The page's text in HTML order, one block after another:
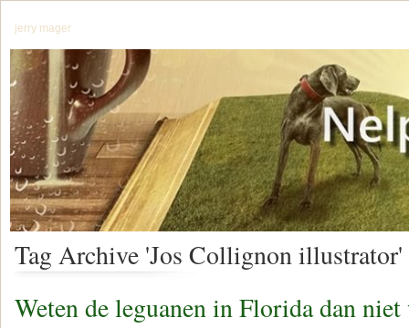
jerry mager
Tag Archive 'Jos Collignon illustrator'
Weten de leguanen in Florida dan